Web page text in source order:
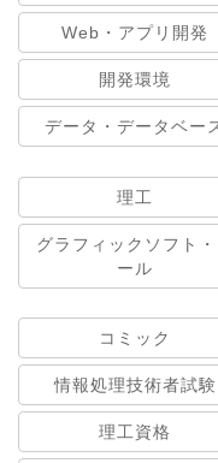
Web・アプリ開発
開発環境
データ・データベー
理工
グラフィックソフト・
ール
コミック
情報処理技術者試験
理工資格